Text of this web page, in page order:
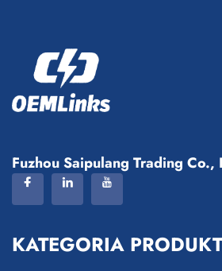
Fuzhou Saipulang Trading Co.,
KATEGORIA